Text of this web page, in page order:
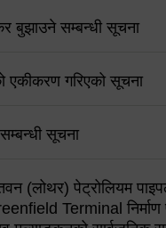
बुझाउने सम्बन्धी सूचना
एकीकरण गरिएको सूचना
सूचना
(लोथर) पेट्रोलियम
Terminal निर्माण